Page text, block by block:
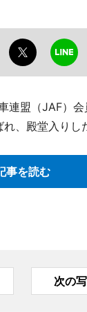
連盟（JAF）
、殿堂入りし
事を読む
次の